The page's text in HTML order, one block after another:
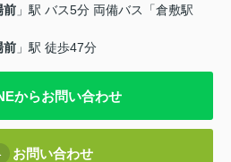
前 」駅 バス5分 両備バス「倉敷駅
前 」駅 徒歩47分
からお問い合わせ
お問い合わせ